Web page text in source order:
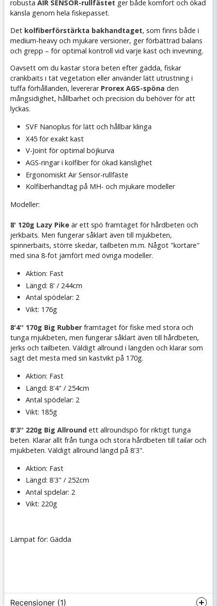
robusta AIR SENSOR-rullfästet ger både komfort och ökad
känsla genom hela fiskepasset.
Det kolfiberförstärkta bakhandtaget, som finns både i
medium-heavy och mjukare versioner, ger förbättrad balans
och grepp – för optimal kontroll vid varje kast och invevning.
Oavsett om du kastar stora beten efter gädda, fiskar
crankbaits i tät vegetation eller använder lätt utrustning i
tuffa förhållanden, levererar Prorex AGS-spöna den
mångsidighet, hållbarhet och precision du behöver för att
lyckas.
SVF Nanoplus för lätt och hållbar klinga
X45 för exakt kast
V-Joint för optimal böjkurva
AGS-ringar i kolfiber för ökad känslighet
Ergonomiskt Air Sensor-rullfäste
Kolfiberhandtag på MH- och mjukare modeller
Modeller:
8' 120g Lazy Pike är ett spö framtaget för hårdbeten och
jerkbaits. Men fungerar såklart även till mjukbeten,
spinnerbaits, större skedar, tailbeten m.m. Något "kortare"
med sina 8-fot jämfört med övriga modeller.
Aktion: Fast
Längd: 8' / 244cm
Antal spödelar: 2
Vikt: 176g
8'4'' 170g Big Rubber framtaget för fiske med stora och
tunga mjukbeten, men fungerar såklart även till hårdbeten,
jerks och tailbeten. Väldigt allround i längden och klarar som
sagt det mesta med sin kastvikt på 170g.
Aktion: Fast
Längd: 8'4" / 254cm
Antal spödelar: 2
Vikt: 185g
8'3'' 220g Big Allround ett allroundspö för riktigt tunga
beten. Klarar allt från tunga och stora hårdbeten till tailar och
mjukbeten. Väldigt allround längd på 8'3".
Aktion: Fast
Längd: 8'3" / 252cm
Antal spdelar: 2
Vikt: 220g
Lämpat för: Gädda
Recensioner (1)